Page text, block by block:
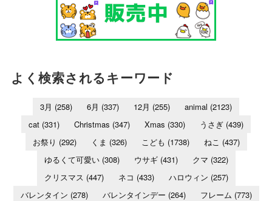
よく検索されるキーワード
3月 (258) 6月 (337) 12月 (255) animal (2123)
cat (331) Christmas (347) Xmas (330) うさぎ (439)
お祭り (292) くま (326) こども (1738) ねこ (437)
ゆるくて可愛い(308) ウサギ(431) クマ (322)
クリスマス (447) ネコ (433) ハロウィン (257)
バレンタイン (278) バレンタインデー (264) フレーム (773)